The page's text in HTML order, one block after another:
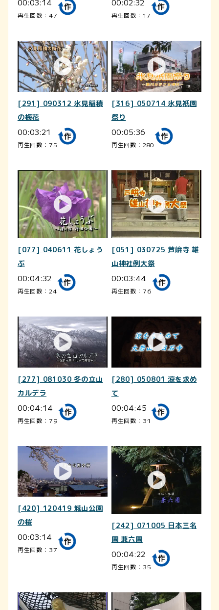
再生回数：47 再生回数：17
[291] 090312 氷見稲積
の梅花
00:03:21
再生回数：75
[316] 050714 氷見祇園
祭り
00:05:36
再生回数：280
[077] 040611 花しょう
ぶ
00:04:32
再生回数：24
[051] 030725 芦峅寺 雄
山神社例大祭
00:03:44
再生回数：76
[277] 081030 冬の立山
カルデラ
00:04:14
再生回数：79
[280] 050801 涼を求め
て
00:04:45
再生回数：31
[420] 120419 城山公園
の桜
00:03:14
再生回数：37
[242] 071005 日本三名
園 兼六園
00:04:22
再生回数：35